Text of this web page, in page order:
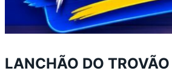
LANCHÃO DO TROVÃO